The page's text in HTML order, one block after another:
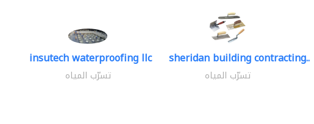
insutech waterproofing llc
تسرّب المياه
sheridan building contracting..
تسرّب المياه